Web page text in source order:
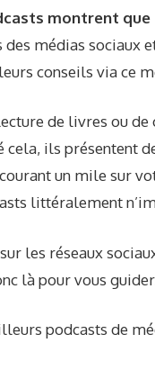
montrent
médias sociaux
conseils via ce
de livres ou de
cela, ils présentent
un mile sur
littéralement
les réseaux
là pour vous
podcasts de